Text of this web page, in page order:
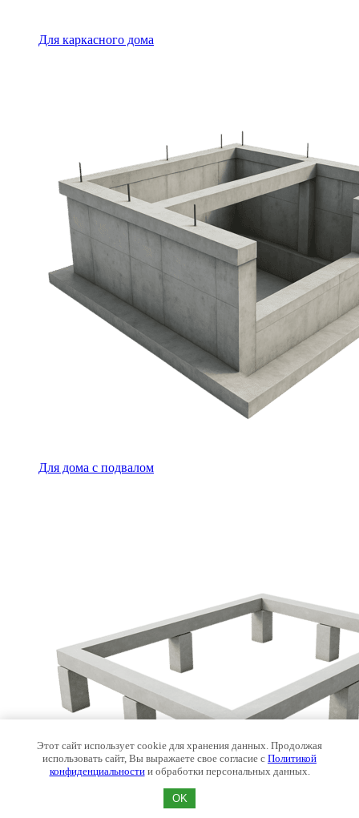
Для каркасного дома
Для дома с подвалом
Этот сайт использует cookie для хранения данных. Продолжая
использовать сайт, Вы выражаете свое согласие с Политикой
конфиденциальностии обработки персональных данных.
OK